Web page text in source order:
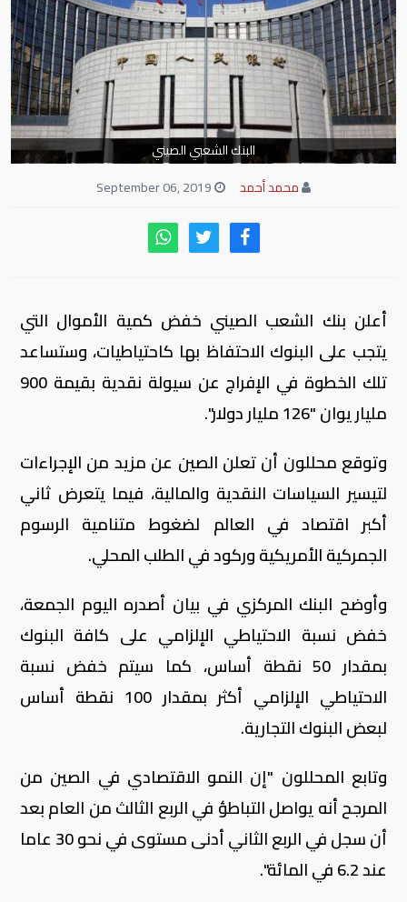
البنك الشعبي الصيني
محمد أحمد
أعلن بنك الشعب الصيني خفض كمية الأموال التي
يتجب على البنوك الاحتفاظ بها كاحتياطيات، وستساعد
تلك الخطوة في الإفراج عن سيولة نقدية بقيمة 900
مليار يوان "126 مليار دولار".
وتوقع محللون أن تعلن الصين عن مزيد من الإجراءات
لتيسير السياسات النقدية والمالية، فيما يتعرض ثاني
أكبر اقتصاد في العالم لضغوط متنامية الرسوم
الجمركية الأمريكية وركود في الطلب المحلي.
وأوضح البنك المركزي في بيان أصدره اليوم الجمعة،
خفض نسبة الاحتياطي الإلزامي على كافة البنوك
بمقدار 50 نقطة أساس، كما سيتم خفض نسبة
الاحتياطي الإلزامي أكثر بمقدار 100 نقطة أساس
لبعض البنوك التجارية.
وتابع المحللون "إن النمو الاقتصادي في الصين من
المرجح أنه يواصل التباطؤ في الربع الثالث من العام بعد
أن سجل في الربع الثاني أدنى مستوى في نحو 30 عاما
عند 6.2 في المائة".